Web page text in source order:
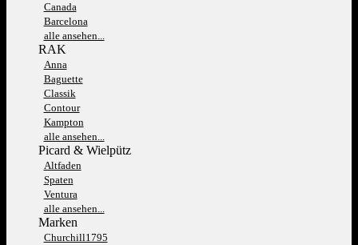
Canada
Barcelona
alle ansehen...
RAK
Anna
Baguette
Classik
Contour
Kampton
alle ansehen...
Picard & Wielpütz
Altfaden
Spaten
Ventura
alle ansehen...
Marken
Churchill1795